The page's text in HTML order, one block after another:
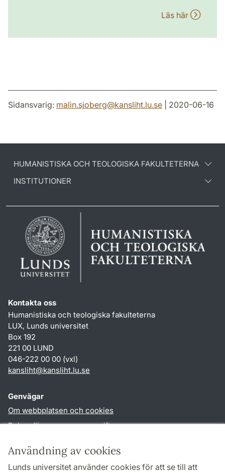
Användning av cookies
Lunds universitet använder cookies för att se till att
Läs här
Sidansvarig: malin.sjoberg@kansliht.lu.se | 2020-06-16
HUMANISTISKA OCH TEOLOGISKA FAKULTETERNA
INSTITUTIONER
Kontakta oss
Humanistiska och teologiska fakulteterna
LUX, Lunds universitet
Box 192
221 00 LUND
046-222 00 00 (vxl)
kansliht@kansliht.lu.se
Genvägar
Om webbplatsen och cookies
Behandling av personuppgifter
TYPO3-login